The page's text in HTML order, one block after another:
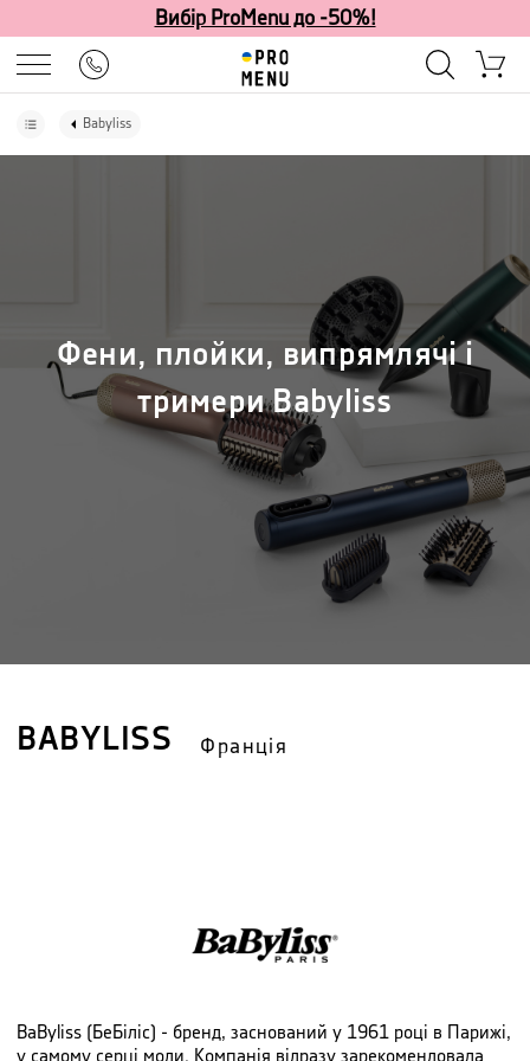
Вибір ProMenu до -50%!
Babyliss
Фени, плойки, випрямлячі і
тримери Babyliss
BABYLISS Франція
BaByliss (БеБiлiс) - бренд, заснований у 1961 році в Парижі,
у самому серці моди. Компанія відразу зарекомендовала